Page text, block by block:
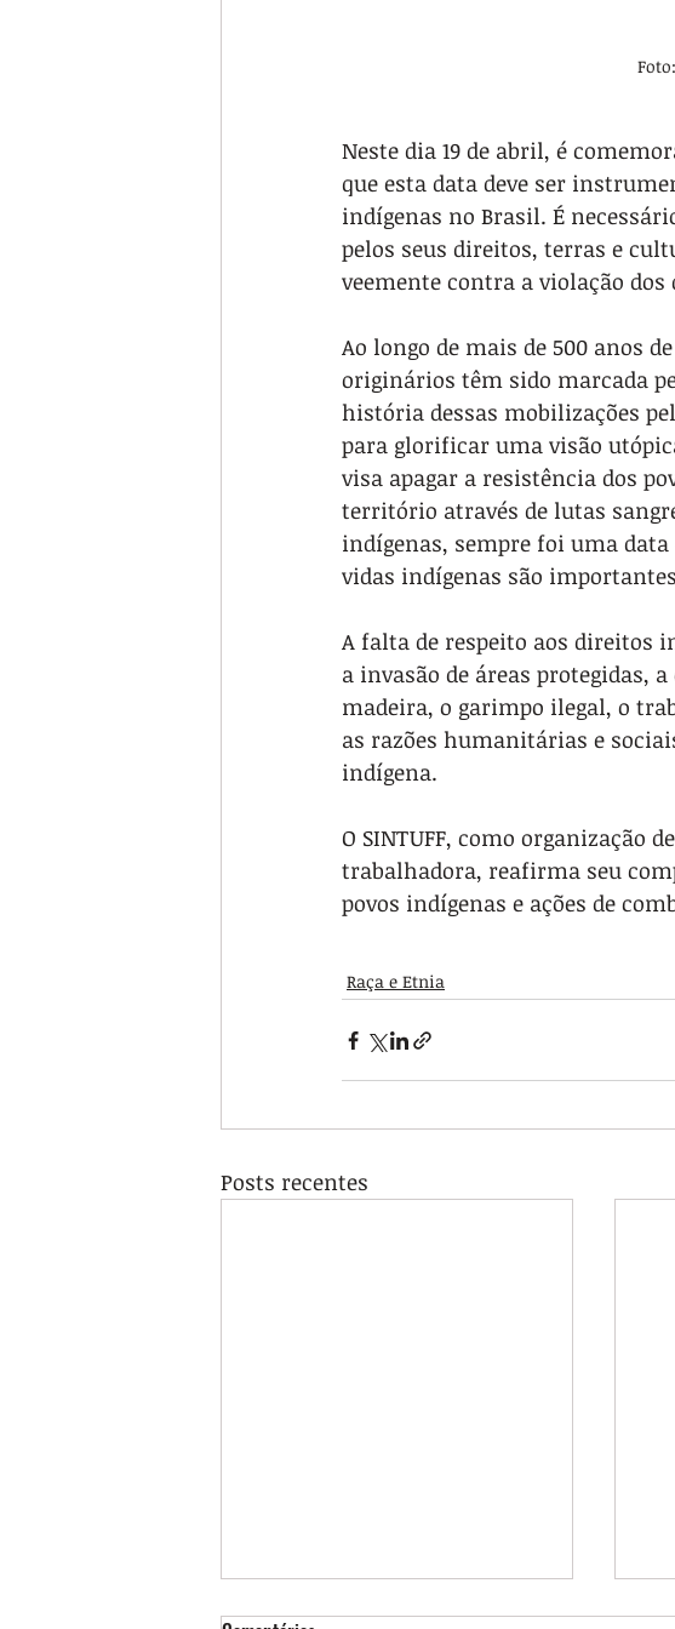
Neste dia 19 de abril, é
que esta data deve ser
indígenas no Brasil. É
pelos seus direitos, terras e
veemente contra a violação
Ao longo de mais de 500 anos
originários têm sido marcada
história dessas mobilizações
para glorificar uma visão
visa apagar a resistência dos
território através de lutas
indígenas, sempre foi uma
vidas indígenas são
A falta de respeito aos direitos
a invasão de áreas protegidas,
madeira, o garimpo ilegal, o
as razões humanitárias e
indígena.
O SINTUFF, como organização
trabalhadora, reafirma seu
povos indígenas e ações de
Raça e Etnia
Posts recentes